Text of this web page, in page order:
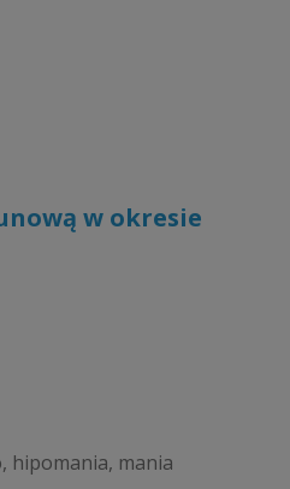
w okresie
hipomania, mania